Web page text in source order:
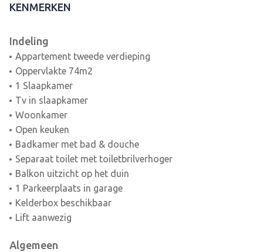
KENMERKEN
Indeling
Appartement tweede verdieping
Oppervlakte 74m2
1 Slaapkamer
Tv in slaapkamer
Woonkamer
Open keuken
Badkamer met bad & douche
Separaat toilet met toiletbrilverhoger
Balkon uitzicht op het duin
1 Parkeerplaats in garage
Kelderbox beschikbaar
Lift aanwezig
Algemeen